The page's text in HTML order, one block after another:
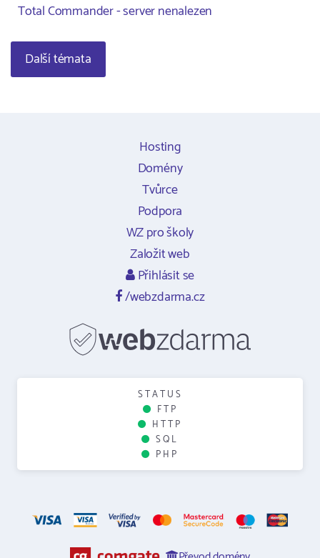
Total Commander - server nenalezen
Další témata
Hosting
Domény
Tvůrce
Podpora
WZ pro školy
Založit web
Přihlásit se
/webzdarma.cz
STATUS
FTP
HTTP
SQL
PHP